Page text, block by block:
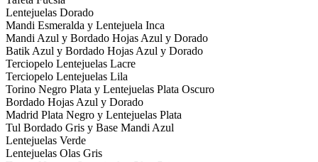
Lentejuelas Dorado
Mandi Esmeralda y Lentejuela Inca
Mandi Azul y Bordado Hojas Azul y Dorado
Batik Azul y Bordado Hojas Azul y Dorado
Terciopelo Lentejuelas Lacre
Terciopelo Lentejuelas Lila
Torino Negro Plata y Lentejuelas Plata Oscuro
Bordado Hojas Azul y Dorado
Madrid Plata Negro y Lentejuelas Plata
Tul Bordado Gris y Base Mandi Azul
Lentejuelas Verde
Lentejuelas Olas Gris